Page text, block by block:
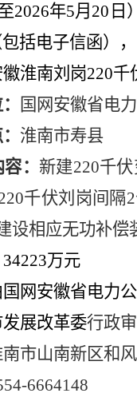
2026年5月 20 日
括电子信函）
徽淮南刘岗220千
：
国网安徽省电
： 淮南市寿县
容： 新建220千
千伏刘岗间隔
设相应无功补
34223万元
国网安徽省电力
发展改革委行政
南市山南新区和
6664148